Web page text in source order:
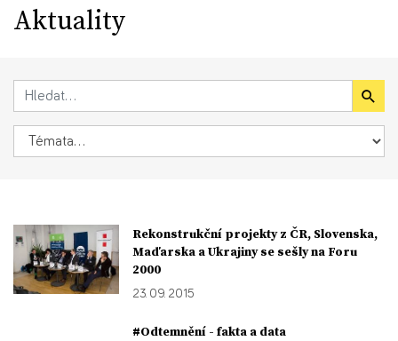
Aktuality
Rekonstrukční projekty z ČR, Slovenska,
Maďarska a Ukrajiny se sešly na Foru
2000
23. 09. 2015
#Odtemnění - fakta a data